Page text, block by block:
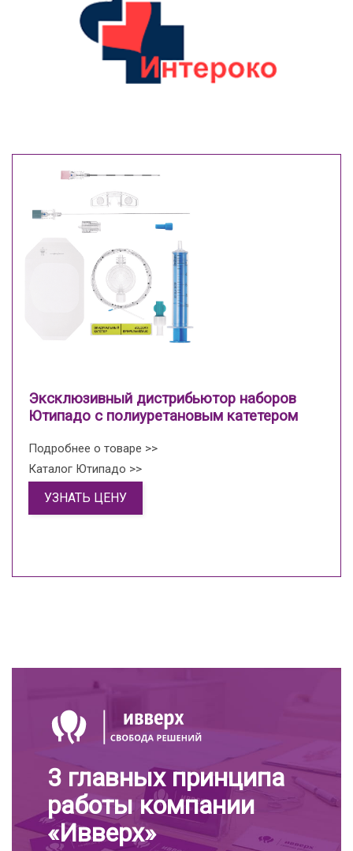
Эксклюзивный дистрибьютор наборов
Ютипадо с полиуретановым катетером
Подробнее о товаре >>
Каталог Ютипадо >>
УЗНАТЬ ЦЕНУ
3 главных принципа
работы компании
«Ивверх»